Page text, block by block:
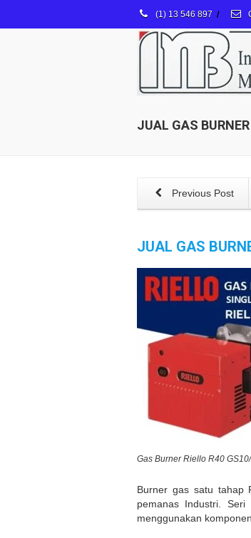
(1) 13 546 897 /
JUAL GAS
Previous Post
JUAL GAS
Gas Burner Riello R40
Burner gas satu tahap
pemanas Industri.
menggunakan